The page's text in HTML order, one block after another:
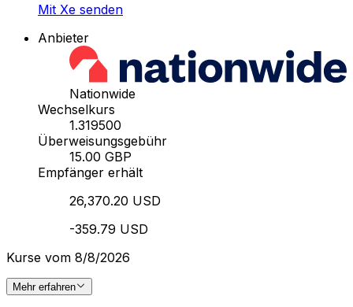
Mit Xe senden
Anbieter
Nationwide
Wechselkurs
1.319500
Überweisungsgebühr
15.00 GBP
Empfänger erhält
26,370.20 USD
-359.79 USD
Kurse vom 8/8/2026
Mehr erfahren